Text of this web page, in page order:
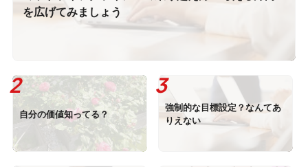
を広げてみましょう
自分の価値知ってる？
強制的な目標設定？なんてあ
りえない